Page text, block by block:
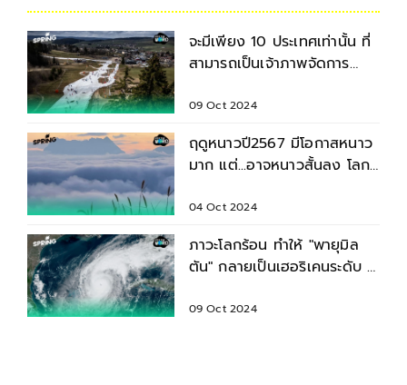
จะมีเพียง 10 ประเทศเท่านั้น ที่
สามารถเป็นเจ้าภาพจัดการ
09 Oct 2024
ฤดูหนาวปี2567 มีโอกาสหนาว
มาก แต่...อาจหนาวสั้นลง โลก
04 Oct 2024
ภาวะโลกร้อน ทำให้ "พายุมิล
ตัน" กลายเป็นเฮอริเคนระดับ 5
09 Oct 2024